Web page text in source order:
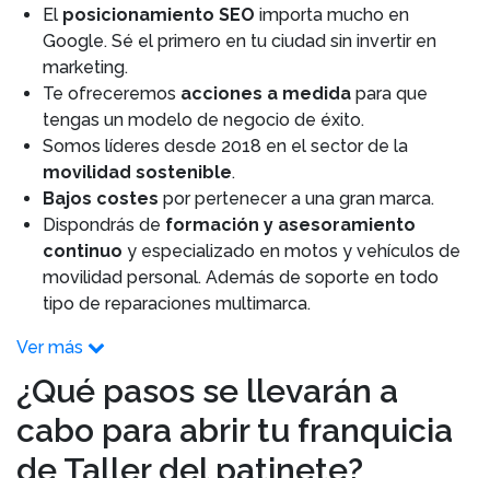
El posicionamiento SEO importa mucho en
Google. Sé el primero en tu ciudad sin invertir en
marketing.
Te ofreceremos acciones a medida para que
tengas un modelo de negocio de éxito.
Somos líderes desde 2018 en el sector de la
movilidad sostenible.
Bajos costes por pertenecer a una gran marca.
Dispondrás de formación y asesoramiento
continuo y especializado en motos y vehículos de
movilidad personal. Además de soporte en todo
tipo de reparaciones multimarca.
Ver más
¿Qué pasos se llevarán a
cabo para abrir tu franquicia
de Taller del patinete?